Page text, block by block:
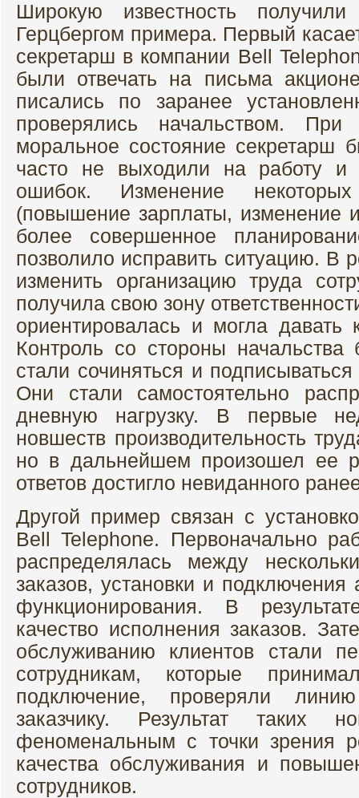
Широкую известность
Герцбергом примера. Первый
секретарш в компании Bell
были отвечать на письма
писались по заранее
проверялись начальством.
моральное состояние секретарш
часто не выходили на работу и
ошибок. Изменение
(повышение зарплаты, изменение
более совершенное
позволило исправить ситуацию. В
изменить организацию труда
получила свою зону
ориентировалась и могла давать
Контроль со стороны
стали сочиняться и
Они стали самостоятельно
дневную нагрузку. В первые
новшеств производительность
но в дальнейшем произошел ее
ответов достигло невиданного
Другой пример связан с
Bell Telephone. Первоначально
распределялась между
заказов, установки и подключения
функционирования. В
качество исполнения заказов.
обслуживанию клиентов стали
сотрудникам, которые
подключение, проверяли
заказчику. Результат таких
феноменальным с точки зрения
качества обслуживания и
сотрудников.